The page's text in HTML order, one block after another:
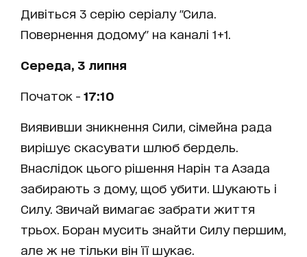
Дивіться 3 серію серіалу "Сила.
Повернення додому" на каналі 1+1.
Середа, 3 липня
Початок - 17:10
Виявивши зникнення Сили, сімейна рада
вирішує скасувати шлюб бердель.
Внаслідок цього рішення Нарін та Азада
забирають з дому, щоб убити. Шукають і
Силу. Звичай вимагає забрати життя
трьох. Боран мусить знайти Силу першим,
але ж не тільки він її шукає.